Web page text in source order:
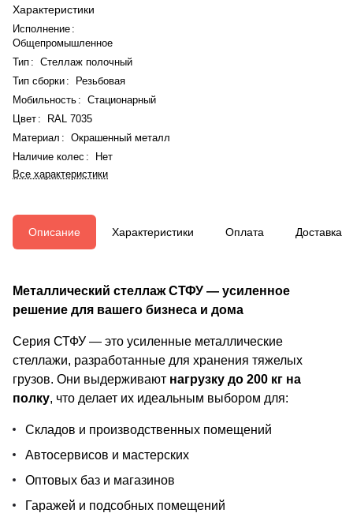
Характеристики
Исполнение :
Общепромышленное
Тип : Стеллаж полочный
Тип сборки:
Резьбовая
Мобильность : Стационарный
Цвет :
RAL 7035
Материал : Окрашенный металл
Наличие колес :
Нет
Все характеристики
Описание Характеристики Оплата Доставка
Металлический стеллаж СТФУ — усиленное
решение для вашего бизнеса и дома
Серия СТФУ — это усиленные металлические
стеллажи, разработанные для хранения тяжелых
грузов. Они выдерживают нагрузку до 200 кг на
полку, что делает их идеальным выбором для:
Складов и производственных помещений
Автосервисов и мастерских
Оптовых баз и магазинов
Гаражей и подсобных помещений